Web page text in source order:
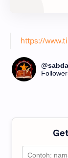
https://